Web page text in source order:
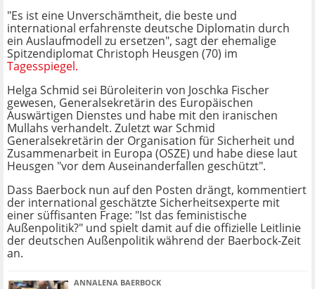
"Es ist eine Unverschämtheit, die beste und
international erfahrenste deutsche Diplomatin durch
ein Auslaufmodell zu ersetzen", sagt der ehemalige
Spitzendiplomat Christoph Heusgen (70) im
Tagesspiegel.
Helga Schmid sei Büroleiterin von Joschka Fischer
gewesen, Generalsekretärin des Europäischen
Auswärtigen Dienstes und habe mit den iranischen
Mullahs verhandelt. Zuletzt war Schmid
Generalsekretärin der Organisation für Sicherheit und
Zusammenarbeit in Europa (OSZE) und habe diese laut
Heusgen "vor dem Auseinanderfallen geschützt".
Dass Baerbock nun auf den Posten drängt, kommentiert
der international geschätzte Sicherheitsexperte mit
einer süffisanten Frage: "Ist das feministische
Außenpolitik?" und spielt damit auf die offizielle Leitlinie
der deutschen Außenpolitik während der Baerbock-Zeit
an.
ANNALENA BAERBOCK